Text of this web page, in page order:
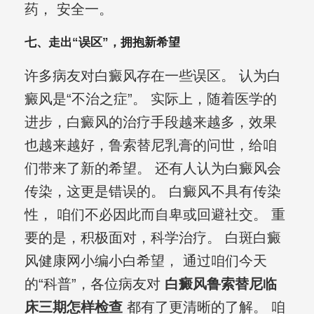
药， 安全一。
七、走出“误区”，拥抱新希望
许多病友对白癜风存在一些误区。 认为白
癜风是“不治之症”。 实际上，随着医学的
进步，白癜风的治疗手段越来越多，效果
也越来越好，鲁索替尼乳膏的问世，给咱
们带来了新的希望。 还有人认为白癜风会
传染，这更是错误的。 白癜风不具有传染
性， 咱们不必因此而自卑或回避社交。 重
要的是，积极面对，科学治疗。 白斑白癜
风健康网小编小白希望， 通过咱们今天
的“科普”，各位病友对 白癜风鲁索替尼临
床三期怎样检查都有了更清晰的了解。 咱